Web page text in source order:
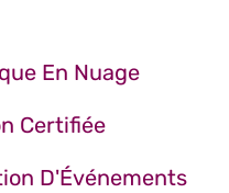
En Nuage
Certifiée
D'Événements